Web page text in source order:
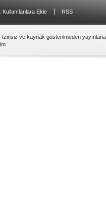
Kullanılanlara Ekle RSS
| İzinsiz ve kaynak gösterilmeden